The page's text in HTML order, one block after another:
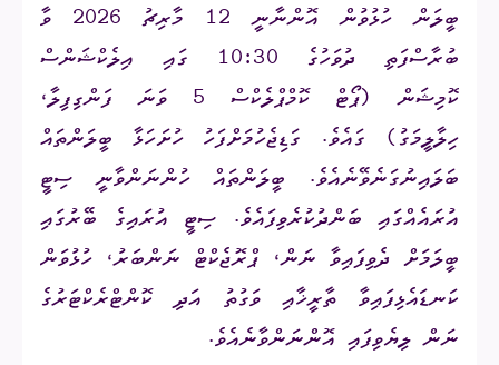
ބީލަން ހުޅުވުން އޮންނާނީ 12 މާރިޗު 2026 ވާ
ބުރާސްފަތި ދުވަހުގެ 10:30 ގައި އިލެކްޝަންސް
ކޮމިޝަން (ޕޯޓް ކޮމްޕްލެކްސް 5 ވަނަ ފަންގިފިލާ،
ހިލާލީމަގު) ގައެވެ. ގަޑިޖެހުމަށްފަހު ހުށަހަޅާ ބީލަންތައް
ބަލައިނުގަނެވޭނެއެވެ. ބީލަންތައް ހުންނަންވާނީ ސިޓީ
އުރައެއްގައި ބަންދުކުރެވިފައެވެ. ސިޓީ އުރައިގެ ބޭރުގައި
ބީލަމަށް ދެވިފައިވާ ނަން، ޕްރޮޖެކްޓް ނަންބަރު، ހުޅުވަން
ކަނޑައެޅިފައިވާ ތާރީޚާއި ވަގުތު އަދި ކޮންޓްރެކްޓަރުގެ
ނަން ލިޔެވިފައި އޮންނަންވާނެއެވެ.